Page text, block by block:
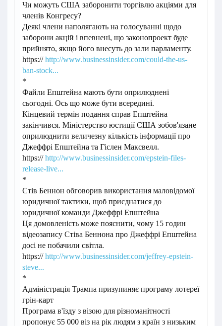
Чи можуть США заборонити торгівлю акціями для
членів Конгресу?
Деякі члени наполягають на голосуванні щодо
заборони акцій і впевнені, що законопроект буде
прийнято, якщо його внесуть до зали парламенту.
https://http://www.businessinsider.com/could-the-us-
ban-stock...
*
Файли Епштейна мають бути оприлюднені
сьогодні. Ось що може бути всередині.
Кінцевий термін подання справ Епштейна
закінчився. Міністерство юстиції США зобов'язане
оприлюднити величезну кількість інформації про
Джеффрі Епштейна та Гіслен Максвелл.
https://http://www.businessinsider.com/epstein-files-
release-live...
*
Стів Беннон обговорив використання маловідомої
юридичної тактики, щоб приєднатися до
юридичної команди Джеффрі Епштейна
Ця домовленість може пояснити, чому 15 годин
відеозапису Стіва Беннона про Джеффрі Епштейна
досі не побачили світла.
https://http://www.businessinsider.com/jeffrey-epstein-
steve...
*
Адміністрація Трампа призупиняє програму лотереї
грін-карт
Програма в'їзду з візою для різноманітності
пропонує 55 000 віз на рік людям з країн з низьким